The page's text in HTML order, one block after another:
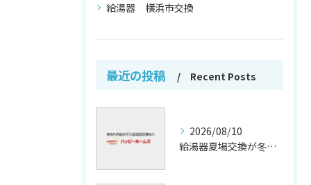
給湯器 横浜市交換
最近の投稿 Recent Posts
2026/08/10
給湯器夏場交換が冬繁忙期回避の鍵